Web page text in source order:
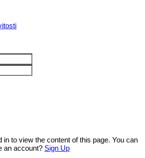
in to view the content of this page. You can
an account? Sign Up